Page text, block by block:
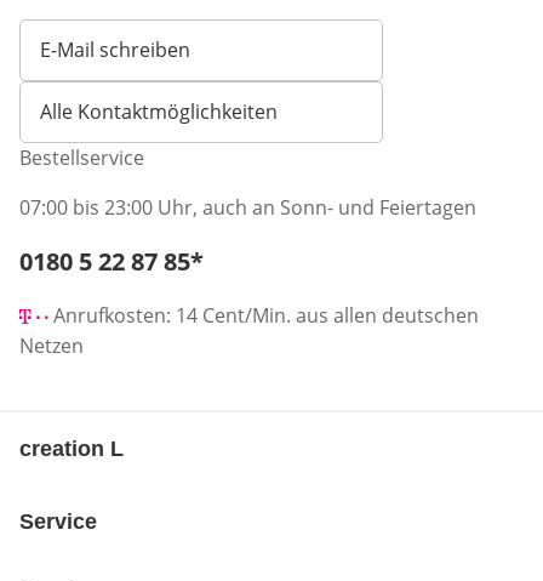
E-Mail schreiben
Öffnet E-Mail-Client
Alle Kontaktmöglichkeiten
Bestellservice
07:00 bis 23:00 Uhr, auch an Sonn- und Feiertagen
Telefonnummer:
0180 5 22 87 85*
Anrufkosten: 14 Cent/Min. aus allen deutschen
Netzen
creation L
Service